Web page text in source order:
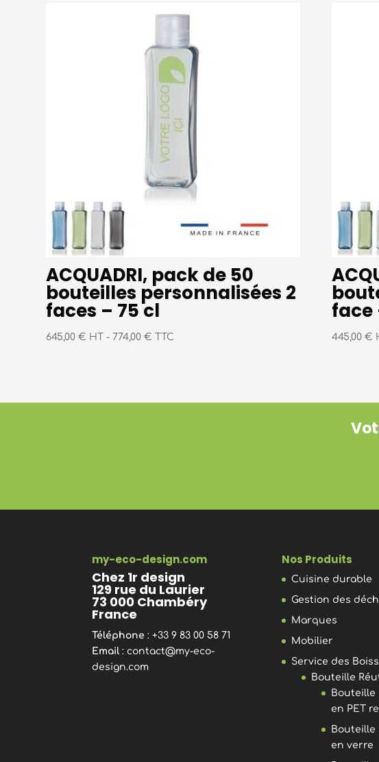
ACQUADRI, pack de 50
bouteilles personnalisées 2
faces – 75 cl
645,00 € HT -774,00 € TTC
face
445,00 €
my-eco-design.com
Chez 1r design
129 rue du Laurier
73 000 Chambéry
France
Téléphone : +33 9 83 00 58 71
Email : contact@my-eco-
design.com
Nos Produits
Cuisine durable
Gestion des
Marques
Mobilier
Service des
Bouteille
Bouteille
en PET
Bouteille
en verre